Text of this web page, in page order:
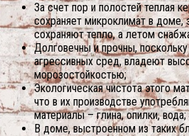
За счет пор и полостей теплая
сохраняет микроклимат в доме,
сохраняют тепло, а летом
Долговечны и прочны,
агрессивных сред, владеют
морозостойкостью;
Экологическая чистота этого
что в их производстве
материалы – глина, опилки, вода;
В доме, выстроенном из таких